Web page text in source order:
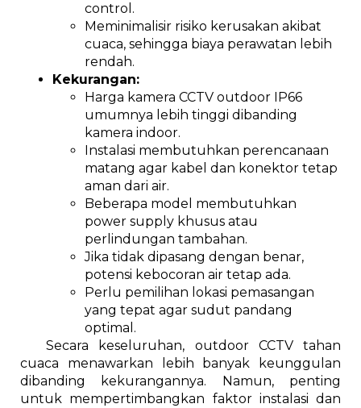
control.
Meminimalisir risiko kerusakan akibat
cuaca, sehingga biaya perawatan lebih
rendah.
Kekurangan:
Harga kamera CCTV outdoor IP66
umumnya lebih tinggi dibanding
kamera indoor.
Instalasi membutuhkan perencanaan
matang agar kabel dan konektor tetap
aman dari air.
Beberapa model membutuhkan
power supply khusus atau
perlindungan tambahan.
Jika tidak dipasang dengan benar,
potensi kebocoran air tetap ada.
Perlu pemilihan lokasi pemasangan
yang tepat agar sudut pandang
optimal.
Secara keseluruhan, outdoor CCTV tahan
cuaca menawarkan lebih banyak keunggulan
dibanding kekurangannya. Namun, penting
untuk mempertimbangkan faktor instalasi dan